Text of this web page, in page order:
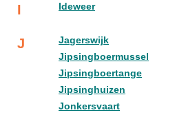
I Ideweer
J
Jagerswijk
Jipsingboermussel
Jipsingboertange
Jipsinghuizen
Jonkersvaart